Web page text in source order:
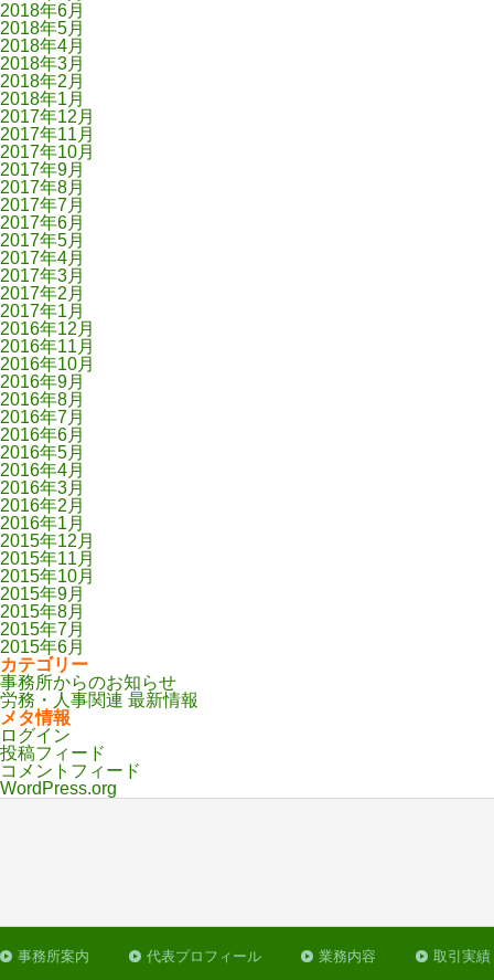
2018年6月
2018年5月
2018年4月
2018年3月
2018年2月
2018年1月
2017年12月
2017年11月
2017年10月
2017年9月
2017年8月
2017年7月
2017年6月
2017年5月
2017年4月
2017年3月
2017年2月
2017年1月
2016年12月
2016年11月
2016年10月
2016年9月
2016年8月
2016年7月
2016年6月
2016年5月
2016年4月
2016年3月
2016年2月
2016年1月
2015年12月
2015年11月
2015年10月
2015年9月
2015年8月
2015年7月
2015年6月
カテゴリー
事務所からのお知らせ
労務・人事関連 最新情報
メタ情報
ログイン
投稿フィード
コメントフィード
WordPress.org
事務所案内 代表プロフィール 業務内容 取引実績